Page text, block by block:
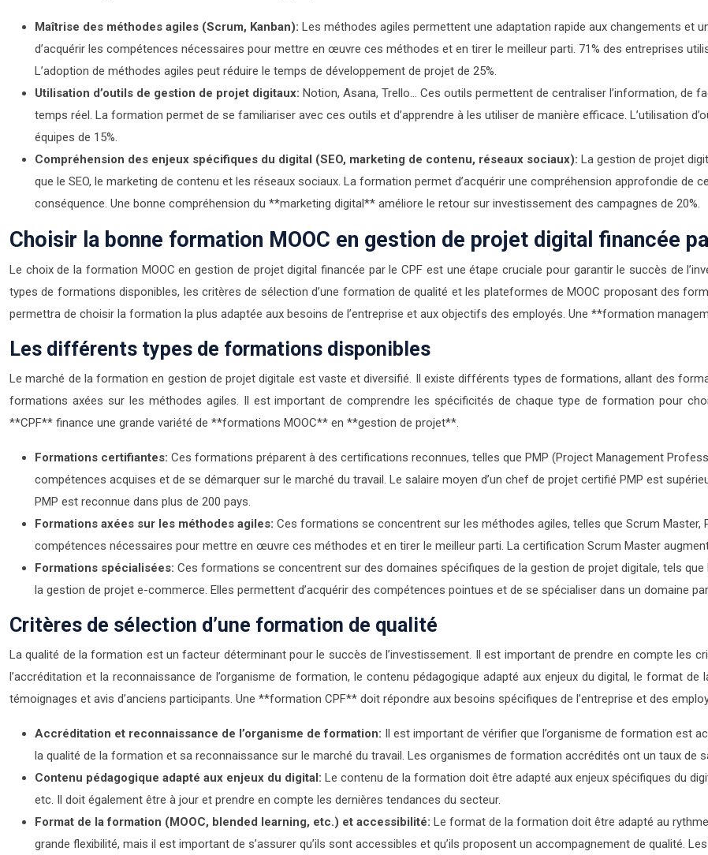
Maîtrise des méthodes agiles (Scrum, Kanban): Les méthodes agiles permettent une adaptation rapide aux changements et
d’acquérir les compétences nécessaires pour mettre en œuvre ces méthodes et en tirer le meilleur parti. 71% des entreprises
L’adoption de méthodes agiles peut réduire le temps de développement de projet de 25%.
Utilisation d’outils de gestion de projet digitaux: Notion, Asana, Trello… Ces outils permettent de centraliser l’information, de
temps réel. La formation permet de se familiariser avec ces outils et d’apprendre à les utiliser de manière efficace. L’utilisation
équipes de 15%.
Compréhension des enjeux spécifiques du digital (SEO, marketing de contenu, réseaux sociaux): La gestion de projet
que le SEO, le marketing de contenu et les réseaux sociaux. La formation permet d’acquérir une compréhension approfondie de
conséquence. Une bonne compréhension du **marketing digital** améliore le retour sur investissement des campagnes de 20%.
Choisir la bonne formation MOOC en gestion de projet digital financée
Le choix de la formation MOOC en gestion de projet digital financée par le CPF est une étape cruciale pour garantir le succès de
types de formations disponibles, les critères de sélection d’une formation de qualité et les plateformes de MOOC proposant des
permettra de choisir la formation la plus adaptée aux besoins de l’entreprise et aux objectifs des employés. Une **formation
Les différents types de formations disponibles
Le marché de la formation en gestion de projet digitale est vaste et diversifié. Il existe différents types de formations, allant des
formations axées sur les méthodes agiles. Il est important de comprendre les spécificités de chaque type de formation pour
**CPF** finance une grande variété de **formations MOOC** en **gestion de projet**.
Formations certifiantes: Ces formations préparent à des certifications reconnues, telles que PMP (Project Management
compétences acquises et de se démarquer sur le marché du travail. Le salaire moyen d’un chef de projet certifié PMP est
PMP est reconnue dans plus de 200 pays.
Formations axées sur les méthodes agiles: Ces formations se concentrent sur les méthodes agiles, telles que Scrum Master,
compétences nécessaires pour mettre en œuvre ces méthodes et en tirer le meilleur parti. La certification Scrum Master
Formations spécialisées: Ces formations se concentrent sur des domaines spécifiques de la gestion de projet digitale, tels
la gestion de projet e-commerce. Elles permettent d’acquérir des compétences pointues et de se spécialiser dans un domaine
Critères de sélection d’une formation de qualité
La qualité de la formation est un facteur déterminant pour le succès de l’investissement. Il est important de prendre en compte les
l’accréditation et la reconnaissance de l’organisme de formation, le contenu pédagogique adapté aux enjeux du digital, le format
témoignages et avis d’anciens participants. Une **formation CPF** doit répondre aux besoins spécifiques de l’entreprise et des
Accréditation et reconnaissance de l’organisme de formation: Il est important de vérifier que l’organisme de formation est
la qualité de la formation et sa reconnaissance sur le marché du travail. Les organismes de formation accrédités ont un taux de
Contenu pédagogique adapté aux enjeux du digital: Le contenu de la formation doit être adapté aux enjeux spécifiques du
etc. Il doit également être à jour et prendre en compte les dernières tendances du secteur.
Format de la formation (MOOC, blended learning, etc.) et accessibilité: Le format de la formation doit être adapté au
grande flexibilité, mais il est important de s’assurer qu’ils sont accessibles et qu’ils proposent un accompagnement de qualité.